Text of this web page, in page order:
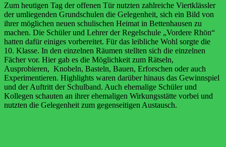
Zum heutigen Tag der offenen Tür nutzten zahlreiche Viertklässler
der umliegenden Grundschulen die Gelegenheit, sich ein Bild von
ihrer möglichen neuen schulischen Heimat in Bettenhausen zu
machen. Die Schüler und Lehrer der Regelschule „Vordere Rhön“
hatten dafür einiges vorbereitet. Für das leibliche Wohl sorgte die
10. Klasse. In den einzelnen Räumen stellten sich die einzelnen
Fächer vor. Hier gab es die Möglichkeit zum Rätseln,
Ausprobieren, Knobeln, Basteln, Bauen, Erforschen oder auch
Experimentieren. Highlights waren darüber hinaus das Gewinnspiel
und der Auftritt der Schulband. Auch ehemalige Schüler und
Kollegen schauten an ihrer ehemaligen Wirkungsstätte vorbei und
nutzten die Gelegenheit zum gegenseitigen Austausch.